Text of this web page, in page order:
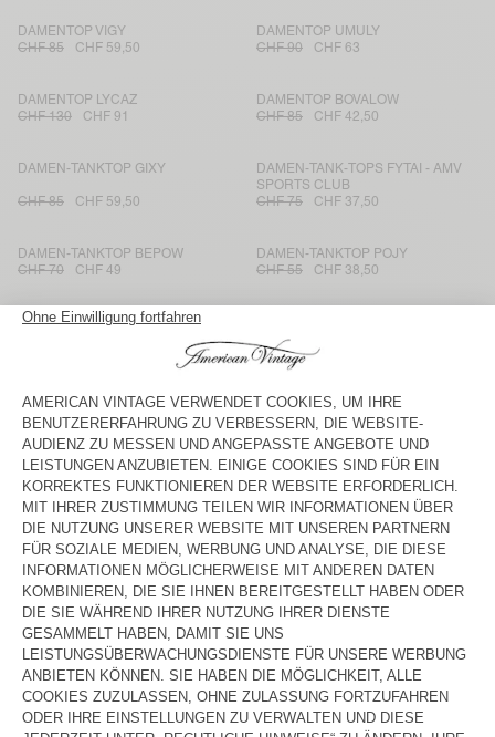
DAMENTOP VIGY
CHF 85
CHF 59,50
DAMENTOP UMULY
CHF 90
CHF 63
DAMENTOP LYCAZ
CHF 130
CHF 91
DAMENTOP BOVALOW
CHF 85
CHF 42,50
DAMEN-TANKTOP GIXY
CHF 85 CHF 59,50
DAMEN-TANK-TOPS FYTAI - AMV
SPORTS CLUB
CHF 75
CHF 37,50
DAMEN-TANKTOP BEPOW
CHF 70
CHF 49
DAMEN-TANKTOP POJY
CHF 55
CHF 38,50
DAMEN-TANKTOP CLUWAY
CHF 100
CHF 70
DAMENTOP BOVALOW
CHF 100
CHF 50
DAMENTOP FEOLY
CHF 85
CHF 59,50
CHF 115
CHF 80,50
CHF 57,50 CHF 50 CHF 35
DAMEN-TANKTOP GIXY
CHF 85 CHF 59,50
DAMENTOP ANKAZ
CHF 125
CHF 87,50
CHF 62,50
DAMENTOP BAILOW
CHF 70 CHF 49
DAMENTOP RENBAY
CHF 115
CHF 80,50
CHF 57,50
DAMENTOP BOVALOW
DAMENTOP LYCAZ